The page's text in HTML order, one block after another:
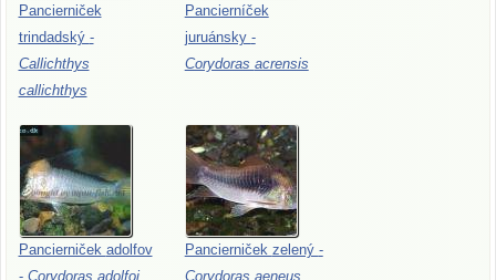
Pancierniček
trindadský -
Callichthys
callichthys
Pancierníček
juruánsky -
Corydoras acrensis
Pancierniček adolfov
- Corydoras adolfoi
Pancierniček zelený -
Corydoras aeneus